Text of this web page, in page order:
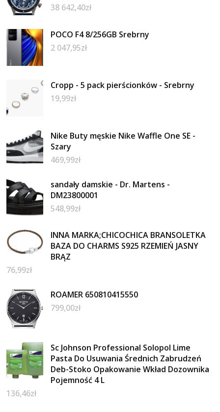
38 642,40zł
POCO F4 8/256GB Srebrny
2 047,95zł
Cropp - 5 pack pierścionków - Srebrny
19,99zł
Nike Buty męskie Nike Waffle One SE -
Szary
469,99zł
sandały damskie - Dr. Martens -
DM23800001
548,99zł
INNA MARKA;CHICOCHICA BRANSOLETKA
BAZA DO CHARMS S925 RZEMIEŃ JASNY
BRĄZ
76,99zł
ROAMER 650810415550
799,00zł
Sc Johnson Professional Solopol Lime
Pasta Do Usuwania Średnich Zabrudzeń
Deb-Stoko Opakowanie Wkład Dozownika
Pojemność 4 L
136,46zł